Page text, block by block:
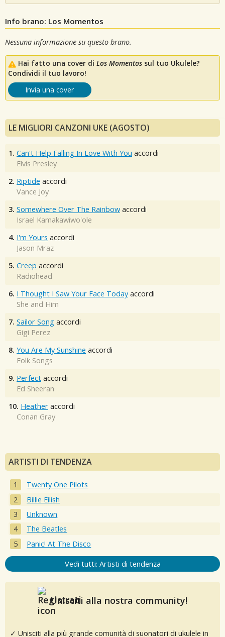
Info brano: Los Momentos
Nessuna informazione su questo brano.
Hai fatto una cover di Los Momentos sul tuo Ukulele?
Condividi il tuo lavoro!
Invia una cover
LE MIGLIORI CANZONI UKE (AGOSTO)
1. Can't Help Falling In Love With You accordi
Elvis Presley
2. Riptide accordi
Vance Joy
3. Somewhere Over The Rainbow accordi
Israel Kamakawiwo'ole
4. I'm Yours accordi
Jason Mraz
5. Creep accordi
Radiohead
6. I Thought I Saw Your Face Today accordi
She and Him
7. Sailor Song accordi
Gigi Perez
8. You Are My Sunshine accordi
Folk Songs
9. Perfect accordi
Ed Sheeran
10. Heather accordi
Conan Gray
ARTISTI DI TENDENZA
Twenty One Pilots
Billie Eilish
Unknown
The Beatles
Panic! At The Disco
Vedi tutti: Artisti di tendenza
Unisciti alla nostra community!
✓ Unisciti alla più grande comunità di suonatori di ukulele in